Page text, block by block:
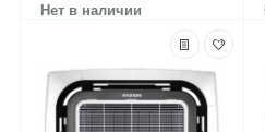
Нет в наличии